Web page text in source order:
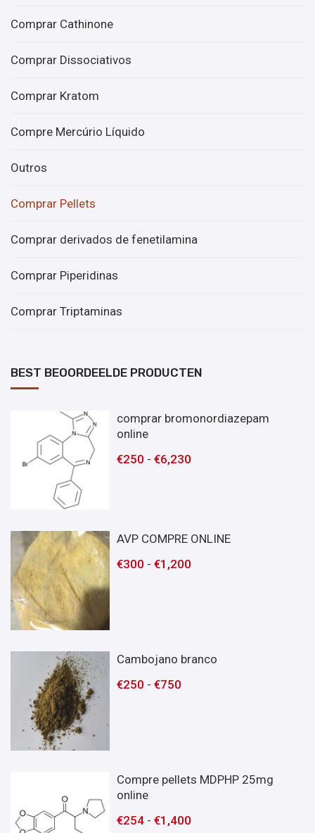
Comprar Cathinone
Comprar Dissociativos
Comprar Kratom
Compre Mercúrio Líquido
Outros
Comprar Pellets
Comprar derivados de fenetilamina
Comprar Piperidinas
Comprar Triptaminas
BEST BEOORDEELDE PRODUCTEN
comprar bromonordiazepam
online
€250 -€6,230
AVP COMPRE ONLINE
€300 -€1,200
Cambojano branco
€250 -€750
Compre pellets MDPHP 25mg
online
€254 -€1,400